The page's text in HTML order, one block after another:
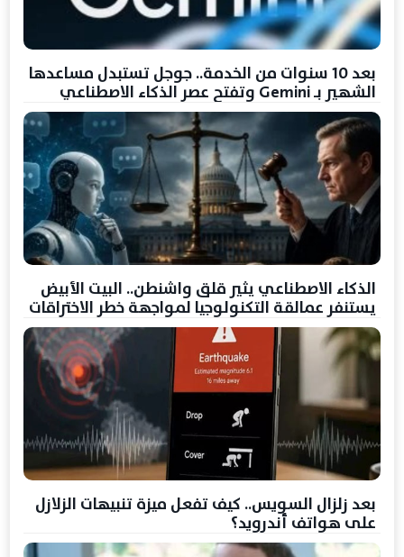
بعد 10 سنوات من الخدمة.. جوجل تستبدل مساعدها
الشهير بـ Gemini وتفتح عصر الذكاء الاصطناعي
الذكاء الاصطناعي يثير قلق واشنطن.. البيت الأبيض
يستنفر عمالقة التكنولوجيا لمواجهة خطر الاختراقات
بعد زلزال السويس.. كيف تفعل ميزة تنبيهات الزلازل
على هواتف أندرويد؟